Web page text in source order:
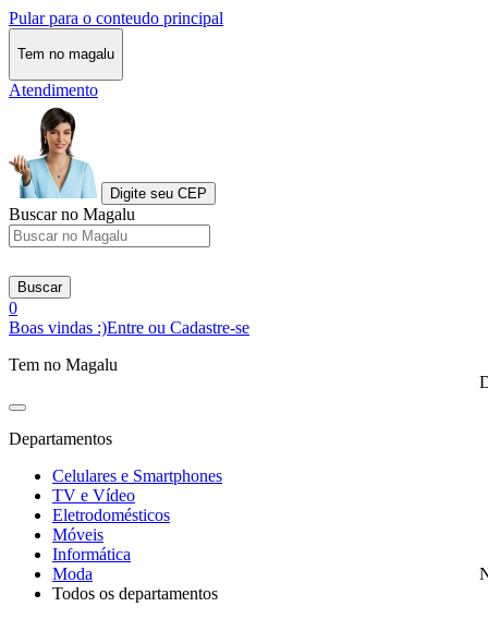
Pular para o conteudo principal
Tem no magalu
Atendimento
Digite seu CEP
Buscar no Magalu
Buscar
0
Boas vindas :)Entre ou Cadastre-se
Tem no Magalu
Departamentos
Celulares e Smartphones
TV e Vídeo
Eletrodomésticos
Móveis
Informática
Moda
Todos os departamentos